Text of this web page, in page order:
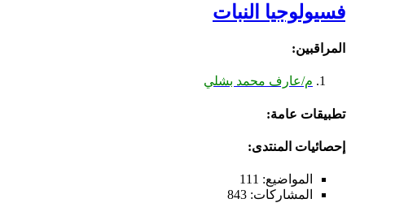
فسيولوجيا النبات
المراقبين:
م/عارف محمد بشلي
تطبيقات عامة:
إحصائيات المنتدى:
المواضيع: 111
المشاركات: 843